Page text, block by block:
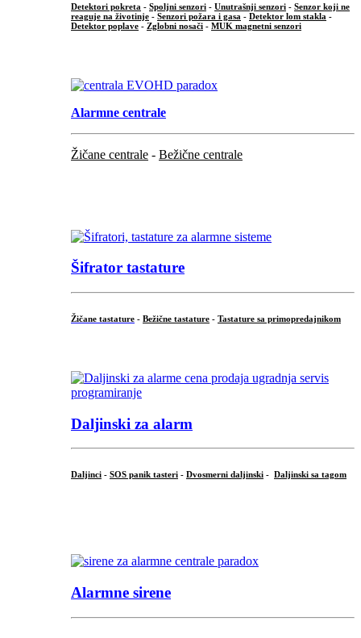
Detektori pokreta - Spoljni senzori - Unutrašnji senzori - Senzor koji ne
reaguje na životinje - Senzori požara i gasa - Detektor lom stakla -
Detektor poplave - Zglobni nosači - MUK magnetni senzori
Alarmne centrale
Žičane centrale - Bežične centrale
Šifrator tastature
Žičane tastature - Bežične tastature - Tastature sa primopredajnikom
Daljinski za alarm
Daljinci - SOS panik tasteri - Dvosmerni daljinski - Daljinski sa tagom
Alarmne sirene